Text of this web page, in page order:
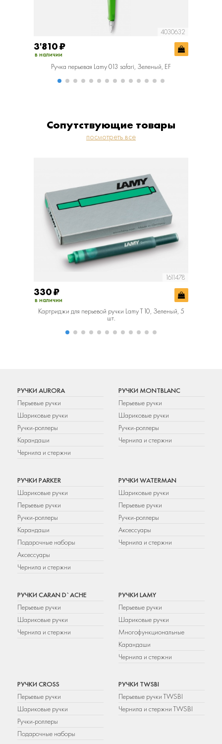
4030632
3'810₽
в наличии
Ручка перьевая Lamy 013 safari, Зеленый, EF
Сопутствующие товары
посмотреть все
1611478
330₽
в наличии
Картриджи для перьевой ручки Lamy T10, Зеленый, 5
шт.
РУЧКИ AURORA
Перьевые ручки
Шариковые ручки
Ручки-роллеры
Карандаши
Чернила и стержни
РУЧКИ MONTBLANC
Перьевые ручки
Шариковые ручки
Ручки-роллеры
Чернила и стержни
РУЧКИ PARKER
Шариковые ручки
Перьевые ручки
Ручки-роллеры
Карандаши
Подарочные наборы
Аксессуары
Чернила и стержни
РУЧКИ WATERMAN
Шариковые ручки
Перьевые ручки
Ручки-роллеры
Аксессуары
Чернила и стержни
РУЧКИ CARAN D`ACHE
Перьевые ручки
Шариковые ручки
Чернила и стержни
РУЧКИ LAMY
Перьевые ручки
Шариковые ручки
Многофункциональные
Карандаши
Чернила и стержни
РУЧКИ CROSS
Перьевые ручки
Шариковые ручки
Ручки-роллеры
Подарочные наборы
РУЧКИ TWSBI
Перьевые ручки TWSBI
Чернила и стержни TWSBI